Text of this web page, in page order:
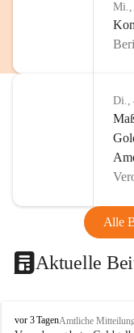
Mi.,
Di.,
Alle
Aktuelle
B
vor 3 TagenAmtliche